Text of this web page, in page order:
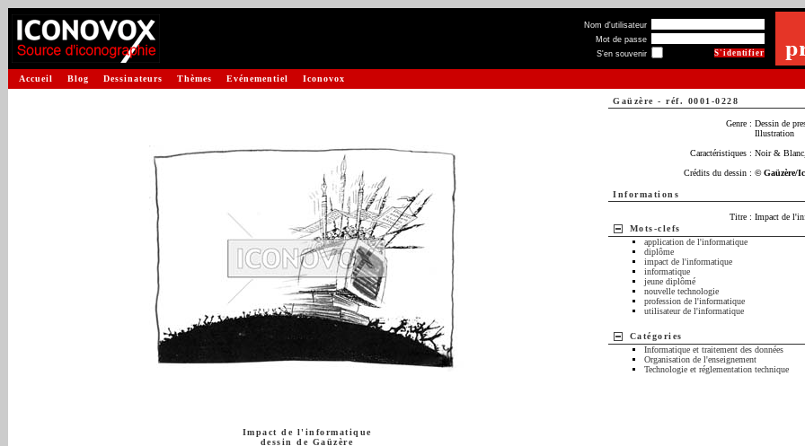
Nom d'utilisateur
Mot de passe
S'en souvenir
Accueil Blog Dessinateurs Thèmes Evénementiel Iconovox
Impact de l'informatique
dessin de Gaüzère
Gaüzère - réf. 0001-0228
Genre : Dessin de
Illustration
Caractéristiques : Noir &
Crédits du dessin : © Gaüzère/
Informations
Titre : Impact de
Mots-clefs
application de l'informatique
diplôme
impact de l'informatique
informatique
jeune diplômé
nouvelle technologie
profession de l'informatique
utilisateur de l'informatique
Catégories
Informatique et traitement des données
Organisation de l'enseignement
Technologie et réglementation technique